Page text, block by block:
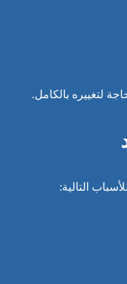
لتغييره بالكامل.
التالية: